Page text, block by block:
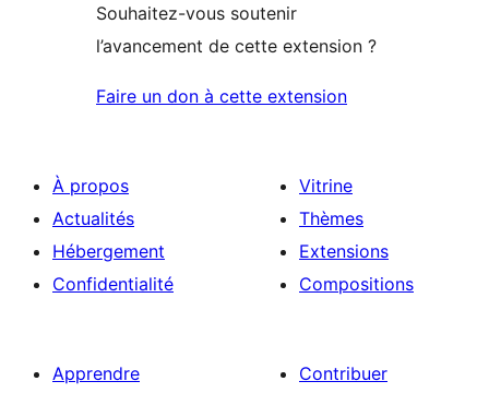
Souhaitez-vous soutenir
l’avancement de cette extension ?
Faire un don à cette extension
À propos
Actualités
Hébergement
Confidentialité
Vitrine
Thèmes
Extensions
Compositions
Apprendre
Contribuer